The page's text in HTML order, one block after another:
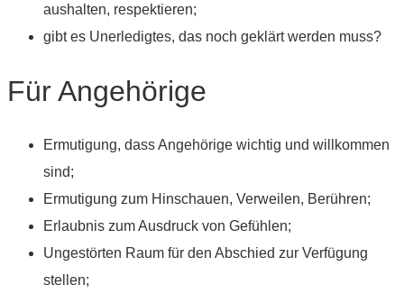
aushalten, respektieren;
gibt es Unerledigtes, das noch geklärt werden muss?
Für Angehörige
Ermutigung, dass Angehörige wichtig und willkommen
sind;
Ermutigung zum Hinschauen, Verweilen, Berühren;
Erlaubnis zum Ausdruck von Gefühlen;
Ungestörten Raum für den Abschied zur Verfügung
stellen;